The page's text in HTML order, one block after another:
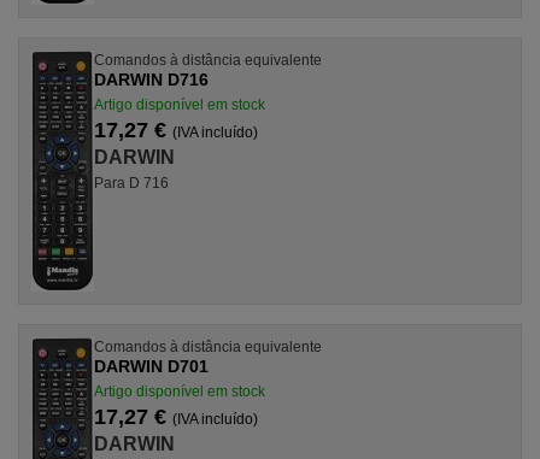
Comandos à distância equivalente
DARWIN D716
Artigo disponível em stock
17,27 € (IVA incluído)
DARWIN
Para D 716
Comandos à distância equivalente
DARWIN D701
Artigo disponível em stock
17,27 € (IVA incluído)
DARWIN